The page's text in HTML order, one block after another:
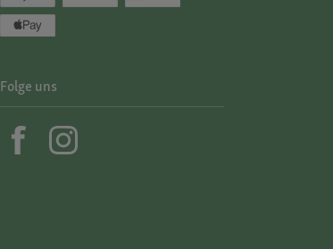
Folge uns